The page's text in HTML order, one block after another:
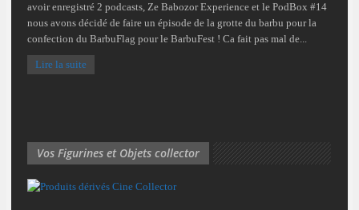
avoir enregistré 2 podcasts, Ze Babozor Experience et le PodBox #14
nous avons décidé de faire un épisode de la grotte du barbu pour la
confection du BarbuFlag pour le BarbuFest ! Ca fait pas mal de...
Lire la suite
Vos Figurines et Objets collector